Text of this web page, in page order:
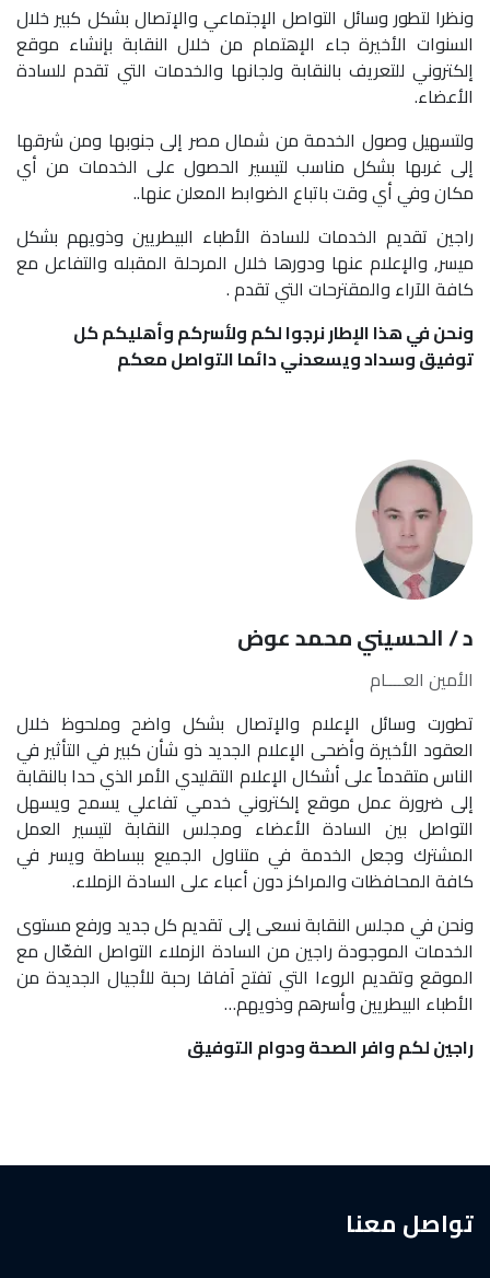
ونظرا لتطور وسائل التواصل الإجتماعي والإتصال بشكل كبير خلال
السنوات الأخيرة جاء الإهتمام من خلال النقابة بإنشاء موقع
إلكتروني للتعريف بالنقابة ولجانها والخدمات التي تقدم للسادة
الأعضاء.
ولتسهيل وصول الخدمة من شمال مصر إلى جنوبها ومن شرقها
إلى غربها بشكل مناسب لتيسير الحصول على الخدمات من أي
مكان وفي أي وقت باتباع الضوابط المعلن عنها..
راجين تقديم الخدمات للسادة الأطباء البيطريين وذويهم بشكل
ميسر, والإعلام عنها ودورها خلال المرحلة المقبله والتفاعل مع
كافة الآراء والمقترحات التي تقدم .
ونحن في هذا الإطار نرجوا لكم ولأسركم وأهليكم كل
توفيق وسداد ويسعدني دائما التواصل معكم
د / الحسيني محمد عوض
الأمين العــــام
تطورت وسائل الإعلام والإتصال بشكل واضح وملحوظ خلال
العقود الأخيرة وأضحى الإعلام الجديد ذو شأن كبير في التأثير في
الناس متقدماً على أشكال الإعلام التقليدي الأمر الذي حدا بالنقابة
إلى ضرورة عمل موقع إلكتروني خدمي تفاعلي يسمح ويسهل
التواصل بين السادة الأعضاء ومجلس النقابة لتيسير العمل
المشترك وجعل الخدمة في متناول الجميع ببساطة ويسر في
كافة المحافظات والمراكز دون أعباء على السادة الزملاء.
ونحن في مجلس النقابة نسعى إلى تقديم كل جديد ورفع مستوى
الخدمات الموجودة راجين من السادة الزملاء التواصل الفعّال مع
الموقع وتقديم الروءا التي تفتح آفاقا رحبة للأجيال الجديدة من
الأطباء البيطريين وأسرهم وذويهم…
راجين لكم وافر الصحة ودوام التوفيق
تواصل معنا